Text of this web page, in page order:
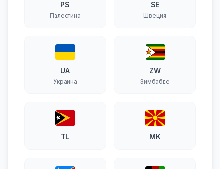
PS
Палестина
SE
Швеция
UA
Украина
ZW
Зимбабве
TL MK